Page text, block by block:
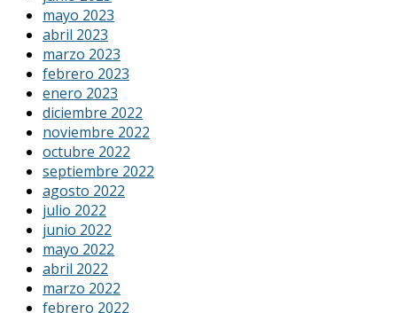
mayo 2023
abril 2023
marzo 2023
febrero 2023
enero 2023
diciembre 2022
noviembre 2022
octubre 2022
septiembre 2022
agosto 2022
julio 2022
junio 2022
mayo 2022
abril 2022
marzo 2022
febrero 2022